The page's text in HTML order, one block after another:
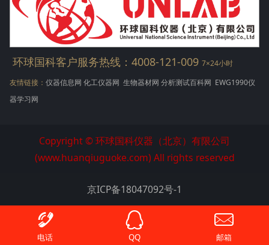
环球国科客户服务热线：4008-121-009 7×24小时
友情链接： 仪器信息网 化工仪器网 生物器材网 分析测试百科网 EWG1990仪
器学习网
Copyright © 环球国科仪器（北京）有限公司
(www.huanqiuguoke.com) All rights reserved
京ICP备18047092号-1
电话 QQ 邮箱